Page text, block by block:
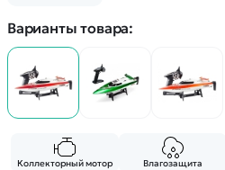
Варианты товара:
Коллекторный мотор Влагозащита
Катера
Роботы
Самолеты
Сборные модели
Спецтехника
Статьи про беспилотники
Обзор квадрокоптеров
Аренда Квадрокоптеров
Покупка в кредит
Контакты
Оплата и доставка
Помощь
Отследить заказ
Оплата на сайте